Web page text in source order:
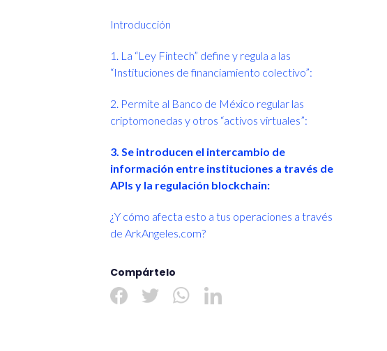
Introducción
1. La “Ley Fintech” define y regula a las
“Instituciones de financiamiento colectivo”:
2. Permite al Banco de México regular las
criptomonedas y otros “activos virtuales”:
3. Se introducen el intercambio de
información entre instituciones a través de
APIs y la regulación blockchain:
¿Y cómo afecta esto a tus operaciones a través
de ArkAngeles.com?
Compártelo